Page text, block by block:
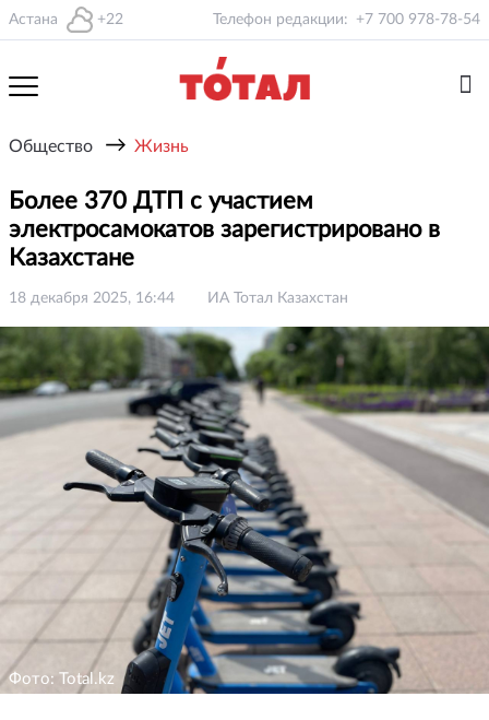
Астана +22 Телефон редакции: +7 700 978-78-54
Общество → Жизнь
Более 370 ДТП с участием
электросамокатов зарегистрировано в
Казахстане
18 декабря 2025, 16:44 ИА Тотал Казахстан
Фото: Total.kz